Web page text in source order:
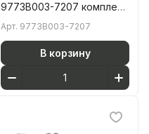
9773B003-7207 комплект
4 в 1 цвет клавиши
Арт. 9773B003-7207
В корзину